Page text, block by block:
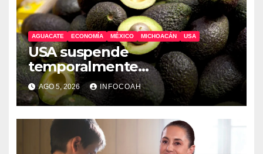
AGUACATE ECONOMÍA MÉXICO MICHOACÁN USA
USA suspende
temporalmente
exportaciones de aguacate
michoacano
AGO 5, 2026 INFOCOAH